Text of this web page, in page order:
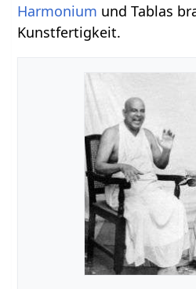
Harmonium und Tablas
Kunstfertigkeit.